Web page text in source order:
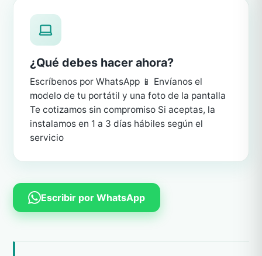
¿Qué debes hacer ahora?
Escríbenos por WhatsApp 📱 Envíanos el
modelo de tu portátil y una foto de la pantalla
Te cotizamos sin compromiso Si aceptas, la
instalamos en 1 a 3 días hábiles según el
servicio
Escribir por WhatsApp